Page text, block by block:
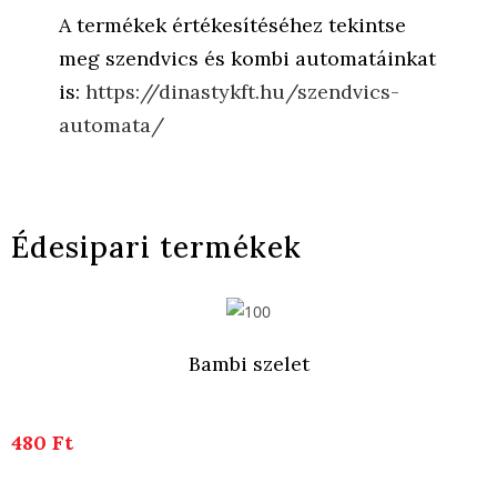
A termékek értékesítéséhez tekintse
meg szendvics és kombi automatáinkat
is: https://dinastykft.hu/szendvics-
automata/
Édesipari termékek
Bambi szelet
480 Ft